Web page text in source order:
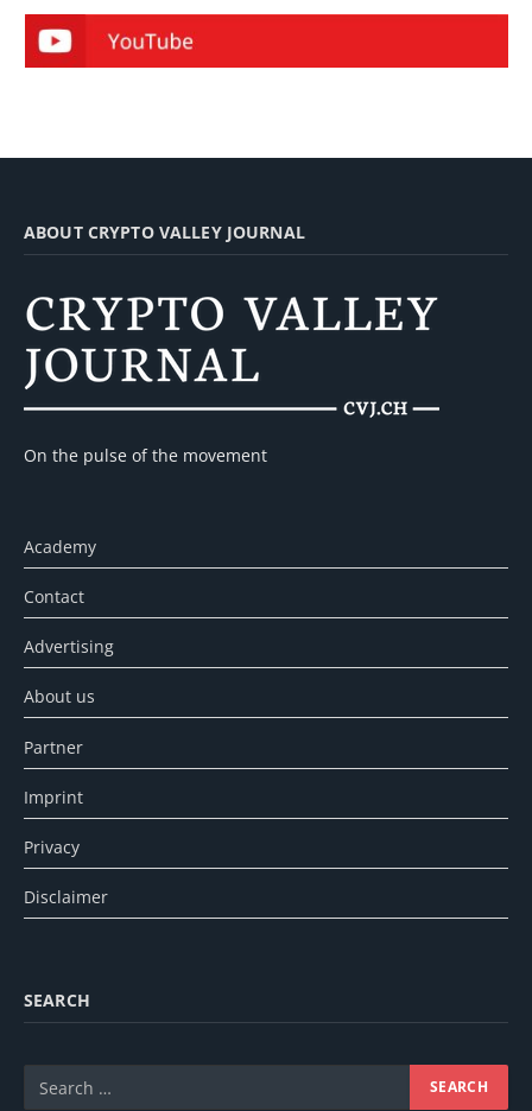
ABOUT CRYPTO VALLEY JOURNAL
On the pulse of the movement
Academy
Contact
Advertising
About us
Partner
Imprint
Privacy
Disclaimer
SEARCH